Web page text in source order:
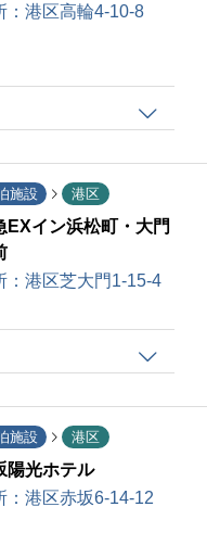
港区高輪4-10-8
施設 港区
EXイン浜松町・大門
港区芝大門1-15-4
施設 港区
陽光ホテル
港区赤坂6-14-12